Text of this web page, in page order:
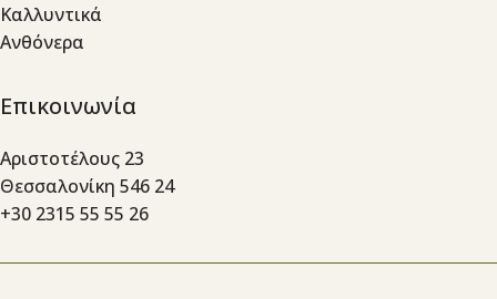
Καλλυντικά
Ανθόνερα
Επικοινωνία
Αριστοτέλους 23
Θεσσαλονίκη 546 24
+30 2315 55 55 26